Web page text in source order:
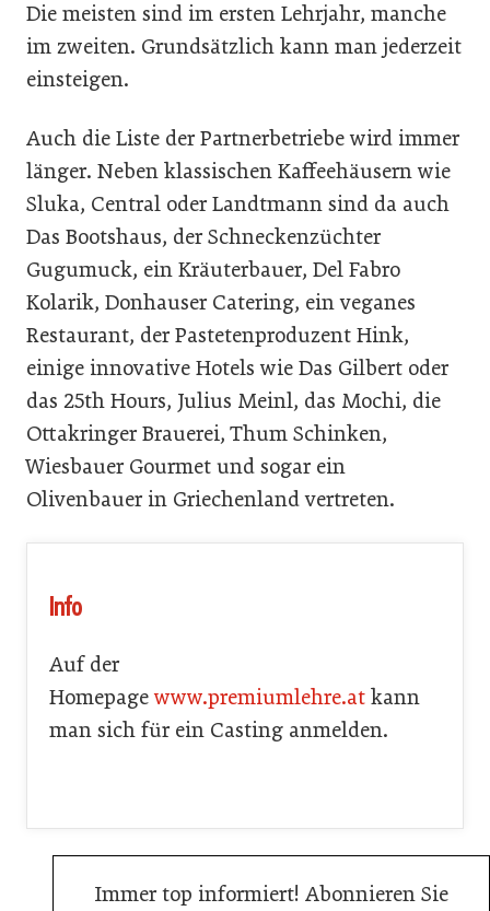
Die meisten sind im ersten Lehrjahr, manche
im zweiten. Grundsätzlich kann man jederzeit
einsteigen.
Auch die Liste der Partnerbetriebe wird immer
länger. Neben klassischen Kaffeehäusern wie
Sluka, Central oder Landtmann sind da auch
Das Bootshaus, der Schneckenzüchter
Gugumuck, ein Kräuterbauer, Del Fabro
Kolarik, Donhauser Catering, ein veganes
Restaurant, der Pastetenproduzent Hink,
einige innovative Hotels wie Das Gilbert oder
das 25th Hours, Julius Meinl, das Mochi, die
Ottakringer Brauerei, Thum Schinken,
Wiesbauer Gourmet und sogar ein
Olivenbauer in Griechenland vertreten.
Info
Auf der
Homepagewww.premiumlehre.at kann
man sich für ein Casting anmelden.
Immer top informiert! Abonnieren Sie